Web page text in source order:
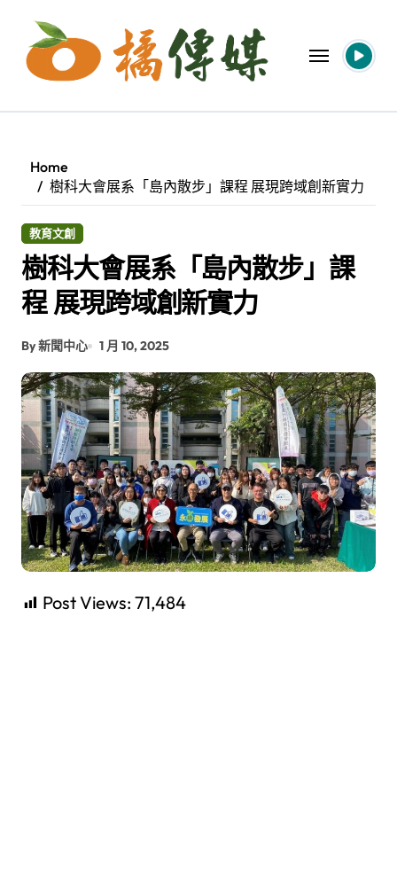
content
Home
樹科大會展系「島內散步」課程 展現跨域創新實力
教育文創
樹科大會展系「島內散步」課
程 展現跨域創新實力
By 新聞中心 1 月 10, 2025
Post Views: 71,484